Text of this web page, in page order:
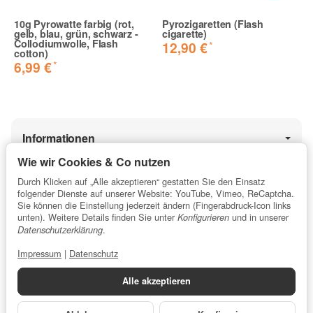
Beste Ware
Sehr gute Qualität, optimal verpackt und sehr schneller
Versand.
Funktioniert hervorragend.
Lieferung erfolgte sauber verpackt und sehr schnell. Die
Watte funktioniert hervorragend. Man muss sie allerdings
sehr lange (auch im ausgebreiteten Zustand) trocknen
lassen. Dann ist der Spaß damit garantiert.
Frank D. | 21.06.2019 | Verifizierter Kauf
10g Pyrowatte farbig (rot,
gelb, blau, grün, schwarz -
Collodiumwolle, Flash
cotton)
6,99 €*
Pyrozigaretten (Flash
cigarette)
12,90 €*
Informationen
Gesetzliche Informationen
⌀ Kundenbewertung für profipyro.de
Errechnet aus 13.853Bewertungen
Wie wir Cookies & Co nutzen
Durch Klicken auf „Alle akzeptieren“ gestatten Sie den Einsatz
folgender Dienste auf unserer Website: YouTube, Vimeo, ReCaptcha.
Sie können die Einstellung jederzeit ändern (Fingerabdruck-Icon links
unten). Weitere Details finden Sie unter Konfigurieren und in unserer
Datenschutzerklärung.
Impressum | Datenschutz
Alle akzeptieren